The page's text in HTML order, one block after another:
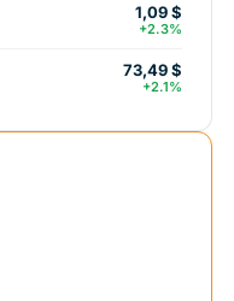
1,09 $
+2.3%
73,49 $
+2.1%